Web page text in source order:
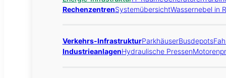
RechenzentrenSystemübersichtWassernebel in
Verkehrs-InfrastrukturParkhäuserBusdepots
IndustrieanlagenHydraulische Pressen